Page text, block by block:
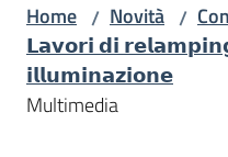
Amministrazione
Novità
Menu selezionato
Home / Novità /
𝗟𝗮𝘃𝗼𝗿𝗶 𝗱𝗶
𝗶𝗹𝗹𝘂𝗺𝗶𝗻𝗮𝘇𝗶𝗼𝗻𝗲
Multimedia